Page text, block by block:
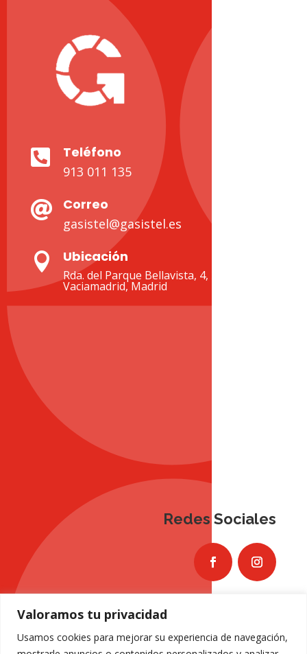
Valoramos tu privacidad
Usamos cookies para mejorar su experiencia de navegación,
 Teléfono
913 011 135
 Correo
gasistel@gasistel.es
 Ubicación
Rda. del Parque Bellavista, 4, 28522 Rivas-
Vaciamadrid, Madrid
Redes Sociales